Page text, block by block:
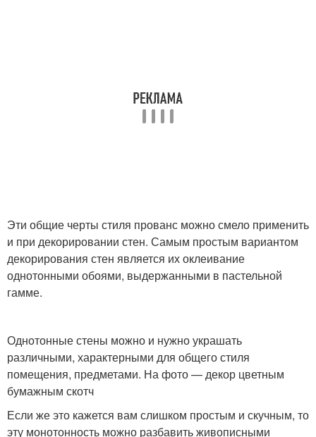
Эти общие черты стиля прованс можно смело применить
и при декорировании стен. Самым простым вариантом
декорирования стен является их оклеивание
однотонными обоями, выдержанными в пастельной
гамме.
Однотонные стены можно и нужно украшать
различными, характерными для общего стиля
помещения, предметами. На фото — декор цветным
бумажным скотч
Если же это кажется вам слишком простым и скучным, то
эту монотонность можно разбавить живописными